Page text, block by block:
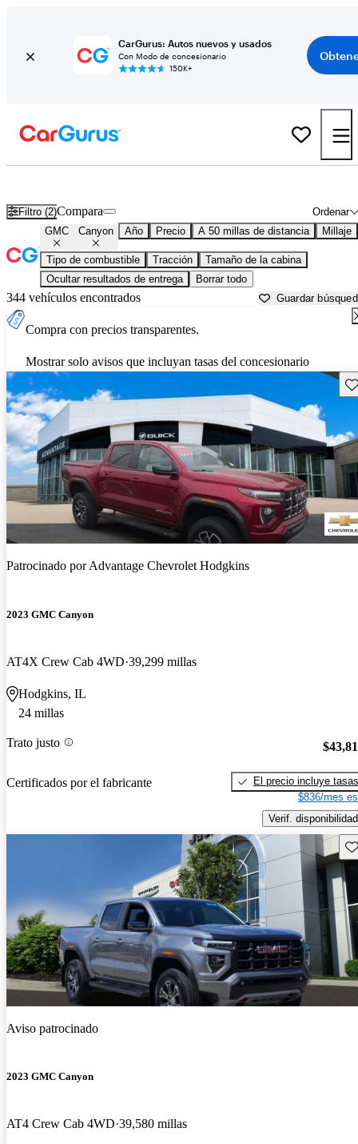
CarGurus: Autos nuevos y usados
Con Modo de concesionario
150K+
Filtro (2) Ordenar
Compara
GMC Canyon Año Precio A 50 millas de distancia Millaje
Tipo de combustible Tracción
Tamaño de la cabina
Ocultar resultados de entrega
Borrar todo
344 vehículos encontrados Guardar
Compra con precios transparentes.
Mostrar solo avisos que incluyan tasas del concesionario
Patrocinado porAdvantage Chevrolet Hodgkins
2023 GMC Canyon
AT4X Crew Cab 4WD 39,299 millas
Hodgkins, IL
24 millas
Trato justo
Certificados por el fabricante
El precio incluye tasas
$836/mes
Verif. disponibilidad
Aviso patrocinado
2023 GMC Canyon
AT4 Crew Cab 4WD 39,580 millas